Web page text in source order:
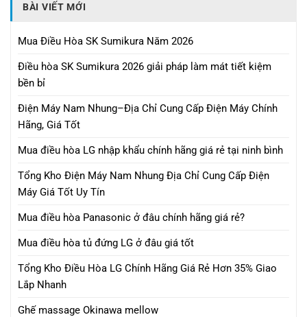
BÀI VIẾT MỚI
Mua Điều Hòa SK Sumikura Năm 2026
Điều hòa SK Sumikura 2026 giải pháp làm mát tiết kiệm
bền bỉ
Điện Máy Nam Nhung–Địa Chỉ Cung Cấp Điện Máy Chính
Hãng, Giá Tốt
Mua điều hòa LG nhập khẩu chính hãng giá rẻ tại ninh bình
Tổng Kho Điện Máy Nam Nhung Địa Chỉ Cung Cấp Điện
Máy Giá Tốt Uy Tín
Mua điều hòa Panasonic ở đâu chính hãng giá rẻ?
Mua điều hòa tủ đứng LG ở đâu giá tốt
Tổng Kho Điều Hòa LG Chính Hãng Giá Rẻ Hơn 35% Giao
Lắp Nhanh
Ghế massage Okinawa mellow